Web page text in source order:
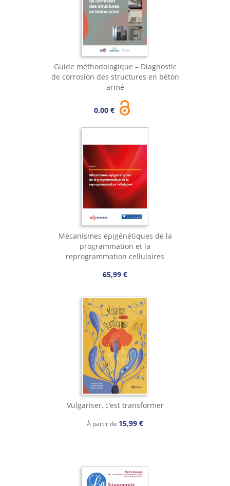
Guide méthodologique – Diagnostic
de corrosion des structures en béton
armé
0,00 €
Mécanismes épigénétiques de la
programmation et la
reprogrammation cellulaires
65,99 €
Vulgariser, c’est transformer
À partir de 15,99 €